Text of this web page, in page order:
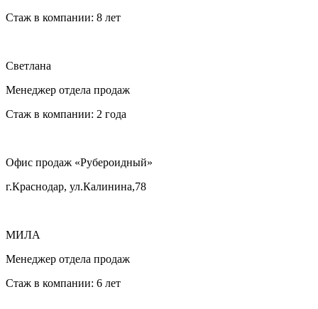
Стаж в компании: 8 лет
Светлана
Менеджер отдела продаж
Стаж в компании: 2 года
Офис продаж «Рубероидный»
г.Краснодар, ул.Калинина,78
МИЛА
Менеджер отдела продаж
Стаж в компании: 6 лет